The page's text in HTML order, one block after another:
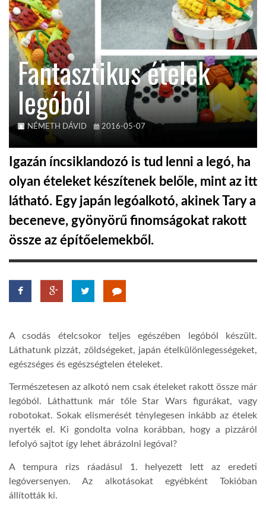
KÖZEL-KELET
AUSZTRÁLIA
A VILÁG ITTHON
GLOBOTV BP
HÍR3D
TROPICALMAGAZIN
AFRIKA TUDÁSTÁR
A NAP SZÉPE
LINKTR.EE
Fantasztikus ételek
legóból
NÉMETH DÁVID 2016-05-07
Igazán íncsiklandozó is tud lenni a legó, ha
olyan ételeket készítenek belőle, mint az itt
látható. Egy japán legóalkotó, akinek Tary a
beceneve, gyönyörű finomságokat rakott
össze az építőelemekből.
A csodás ételcsokor teljes egészében legóból készült.
Láthatunk pizzát, zöldségeket, japán ételkülönlegességeket,
egészséges és egészségtelen ételeket.
Természetesen az alkotó nem csak ételeket rakott össze már
legóból. Láthattunk már tőle Star Wars figurákat, vagy
robotokat. Sokak elismerését ténylegesen inkább az ételek
nyerték el. Ki gondolta volna korábban, hogy a pizzáról
lefolyó sajtot így lehet ábrázolni legóval?
A tempura rizs ráadásul 1. helyezett lett az eredeti
legóversenyen. Az alkotásokat egyébként Tokióban
állították ki.